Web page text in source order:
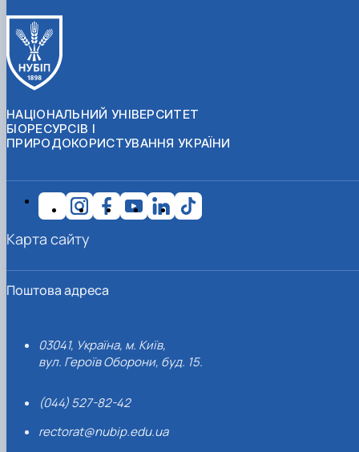
НАЦІОНАЛЬНИЙ УНІВЕРСИТЕТ
БІОРЕСУРСІВ І
ПРИРОДОКОРИСТУВАННЯ УКРАЇНИ
Поштова адреса
03041, Україна, м. Київ,
вул. Героїв Оборони, буд. 15.
(044) 527-82-42
rectorat@nubip.edu.ua
Карта сайту